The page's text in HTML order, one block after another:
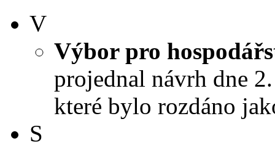
V
Výbor pro
projednal návrh dne
které bylo rozdáno
S